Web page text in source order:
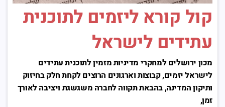
קול קורא ליזמים לתוכנית
עתידים לישראל
מכון ירושלים למחקרי מדיניות מזמין לתוכנית עתידים
לישראל יזמים, קבוצות וארגונים הרוצים לקחת חלק בחיזוק
ותיקון המדינה, בהבאת תקווה לחברה משגשגת ויציבה לאורך
זמן,